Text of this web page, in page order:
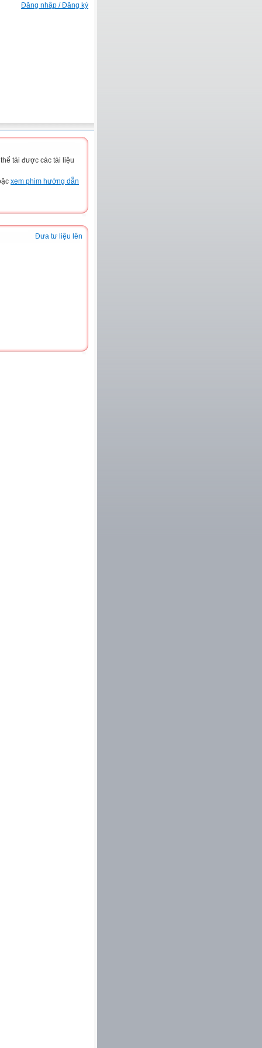
Đăng nhập / Đăng ký
tải được các tài liệu
xem phim hướng dẫn
Đưa tư liệu lên